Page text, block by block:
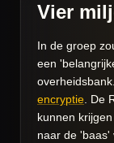
Vier
In de groep
een
encryptie. De
kunnen
naar de 'baas'